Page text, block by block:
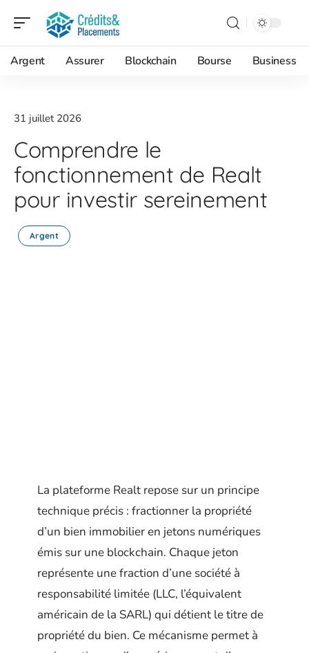
Argent Assurer Blockchain Bourse Business
31 juillet 2026
Comprendre le
fonctionnement de Realt
pour investir sereinement
Argent
La plateforme Realt repose sur un principe
technique précis : fractionner la propriété
d’un bien immobilier en jetons numériques
émis sur une blockchain. Chaque jeton
représente une fraction d’une société à
responsabilité limitée (LLC, l’équivalent
américain de la SARL) qui détient le titre de
propriété du bien. Ce mécanisme permet à